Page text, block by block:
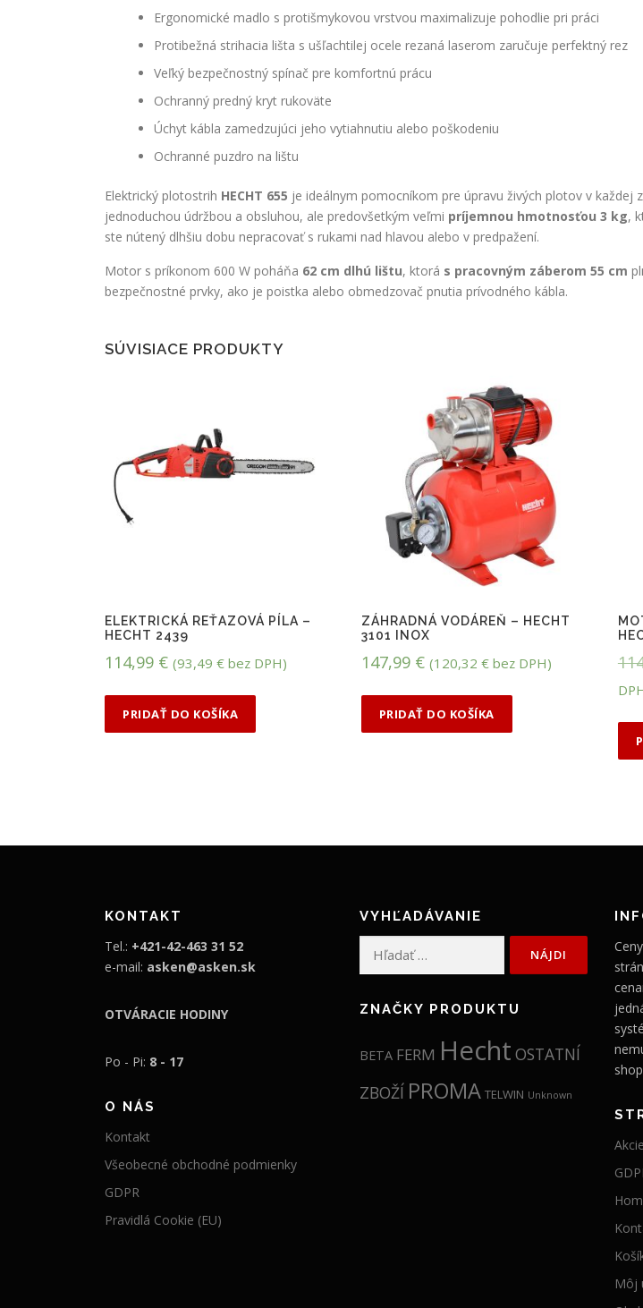
Ergonomické madlo s protišmykovou vrstvou maximalizuje pohodlie pri práci
Protibežná strihacia lišta s ušľachtilej ocele rezaná laserom zaručuje perfektný rez
Veľký bezpečnostný spínač pre komfortnú prácu
Ochranný predný kryt rukoväte
Úchyt kábla zamedzujúci jeho vytiahnutiu alebo poškodeniu
Ochranné puzdro na lištu
Elektrický plotostrih HECHT 655 je ideálnym pomocníkom pre úpravu živých plotov v každej
jednoduchou údržbou a obsluhou, ale predovšetkým veľmi príjemnou hmotnosťou 3 kg,
ste nútený dlhšiu dobu nepracovať s rukami nad hlavou alebo v predpažení.
Motor s príkonom 600 W poháňa 62 cm dlhú lištu, ktorá s pracovným záberom 55 cm
bezpečnostné prvky, ako je poistka alebo obmedzovač pnutia prívodného kábla.
SÚVISIACE PRODUKTY
ELEKTRICKÁ REŤAZOVÁ PÍLA –
HECHT 2439
114,99 € (93,49 € bez DPH)
PRIDAŤ DO KOŠÍKA
ZÁHRADNÁ VODÁREŇ – HECHT
3101 INOX
147,99 € (120,32 €bez DPH)
PRIDAŤ DO KOŠÍKA
KONTAKT
Tel.: +421-42-463 31 52
e-mail: asken@asken.sk
OTVÁRACIE HODINY
Po - Pi: 8 - 17
O NÁS
Kontakt
Všeobecné obchodné podmienky
GDPR
Pravidlá Cookie (EU)
VYHĽADÁVANIE
ZNAČKY PRODUKTU
BETA FERM Hecht OSTATNÍ
ZBOŽÍ PROMA TELWIN Unknown
Môj